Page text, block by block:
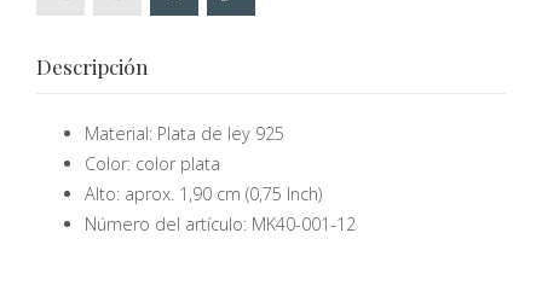
Descripción
Material: Plata de ley 925
Color: color plata
Alto: aprox. 1,90 cm (0,75 Inch)
Número del artículo: MK40-001-12